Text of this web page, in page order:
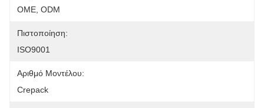
OME, ODM
Πιστοποίηση:
ISO9001
Αριθμό Μοντέλου:
Crepack